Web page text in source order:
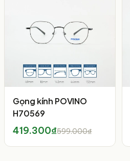
Gọng kính POVINO
H70569
419.300₫599.000₫